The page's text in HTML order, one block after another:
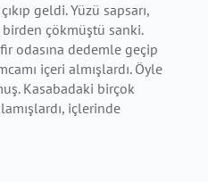
geldi. Yüzü sapsarı,
çökmüştü sanki.
odasına dedemle geçip
içeri almışlardı. Öyle
Kasabadaki birçok
içlerinde